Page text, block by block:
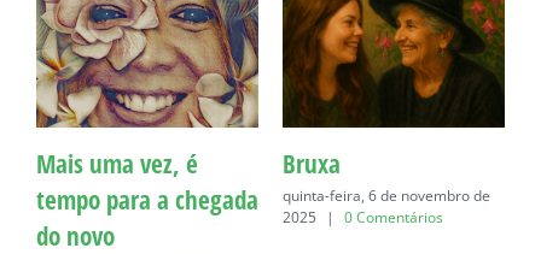
Mais uma vez, é
tempo para a chegada
do novo
Bruxa
quinta-feira, 6 de novembro de
2025
| 0 Comentários